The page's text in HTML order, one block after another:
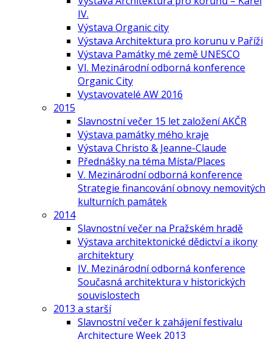
IV.
Výstava Organic city
Výstava Architektura pro korunu v Paříži
Výstava Památky mé země UNESCO
VI. Mezinárodní odborná konference
Organic City
Vystavovatelé AW 2016
2015
Slavnostní večer 15 let založení AKČR
Výstava památky mého kraje
Výstava Christo & Jeanne-Claude
Přednášky na téma Místa/Places
V. Mezinárodní odborná konference
Strategie financování obnovy nemovitých
kulturních památek
2014
Slavnostní večer na Pražském hradě
Výstava architektonické dědictví a ikony
architektury
IV. Mezinárodní odborná konference
Současná architektura v historických
souvislostech
2013 a starší
Slavnostní večer k zahájení festivalu
Architecture Week 2013